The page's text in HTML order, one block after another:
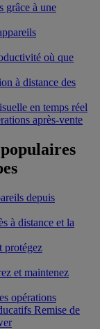
grâce à une
où que
à distance des
en temps réel
après-vente
depuis
à distance et la
protégez
et maintenez
opérations
Remise de